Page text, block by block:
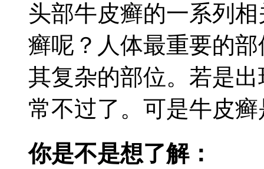
头部牛皮癣的一系列
癣呢？人体最重要的
其复杂的部位。若是
常不过了。可是牛皮
你是不是想了解：